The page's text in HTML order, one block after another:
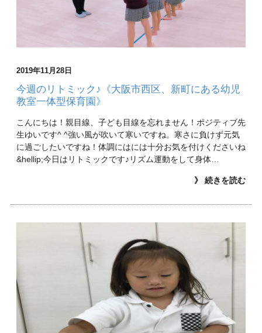
2019年11月28日
今週のリトミック♪《大阪市西区、新町にある幼児
教室一体型保育園》
こんにちは！親目線、子ども目線を忘れません！ポジティブ先
生ゆいです^ ^強い風が吹いて寒いですね。寒さに負けず元気
に過ごしたいですね！体調にはには十分お気を付けくださいね
&hellip;今日はリトミックです♪リズム運動をして身体…
》 続きを読む